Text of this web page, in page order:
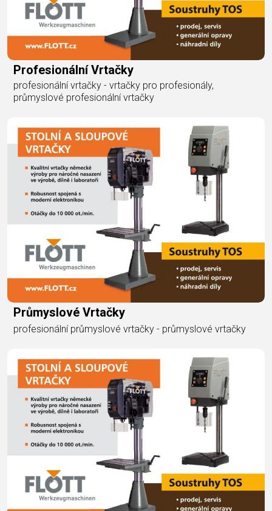
Profesionální Vrtačky
profesionální vrtačky - vrtačky pro profesionály,
průmyslové profesionální vrtačky
Průmyslové Vrtačky
profesionální průmyslové vrtačky - průmyslové vrtačky